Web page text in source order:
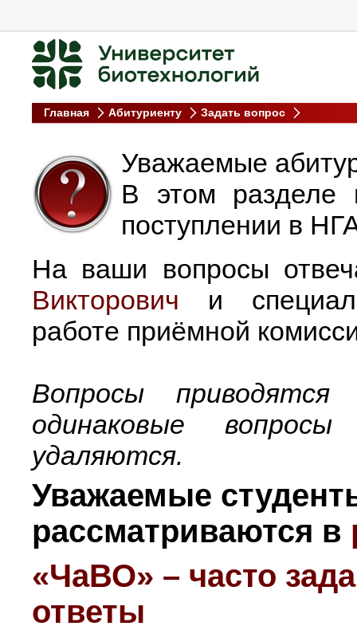
Главная Абитуриенту Задать вопрос
Уважаемые
В этом разделе
поступлении в
На ваши вопросы
Викторович и
работе приёмной
Вопросы
одинаковые
удаляются.
Уважаемые
рассматриваются в
«ЧаВО» – часто
ответы